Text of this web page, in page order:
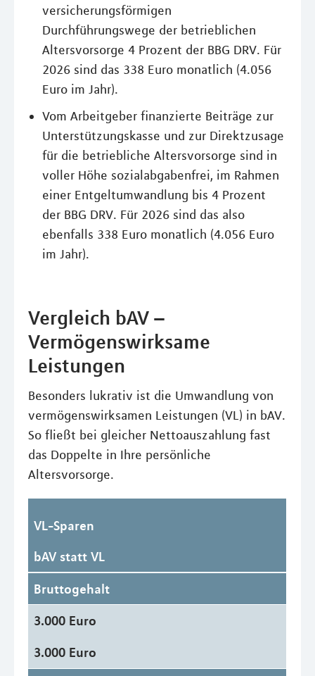
versicherungsförmigen
Durchführungswege der betrieblichen
Altersvorsorge 4 Prozent der BBG DRV. Für
2026 sind das 338 Euro monatlich (4.056
Euro im Jahr).
Vom Arbeitgeber finanzierte Beiträge zur
Unterstützungskasse und zur Direktzusage
für die betriebliche Altersvorsorge sind in
voller Höhe sozialabgabenfrei, im Rahmen
einer Entgeltumwandlung bis 4 Prozent
der BBG DRV. Für 2026 sind das also
ebenfalls 338 Euro monatlich (4.056 Euro
im Jahr).
Vergleich bAV –
Vermögenswirksame
Leistungen
Besonders lukrativ ist die Umwandlung von
vermögenswirksamen Leistungen (VL) in bAV.
So fließt bei gleicher Nettoauszahlung fast
das Doppelte in Ihre persönliche
Altersvorsorge.
VL-Sparen
bAV statt VL
Bruttogehalt
3.000 Euro
3.000 Euro